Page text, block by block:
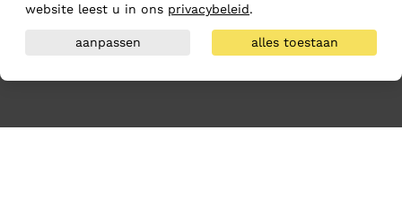
website leest u in ons privacybeleid.
aanpassen alles toestaan